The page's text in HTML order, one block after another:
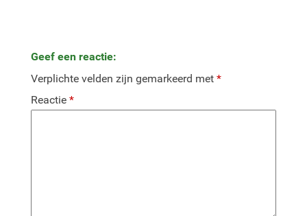
Geef een reactie:
Verplichte velden zijn gemarkeerd met *
Reactie *